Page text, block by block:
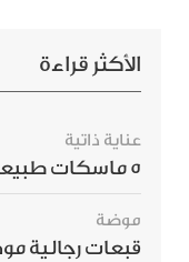
الأكثر قراءة
عناية ذاتية
موضة